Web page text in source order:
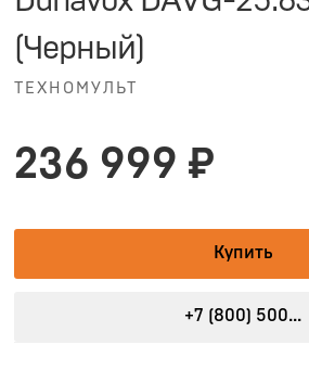
(Черный)
ТЕХНОМУЛЬТ
236 999 ₽
Купить
+7 (800) 500...